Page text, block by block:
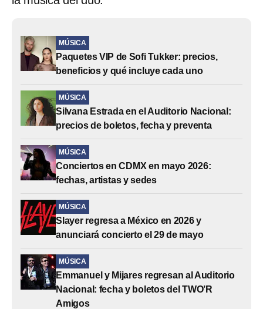
MÚSICA
Paquetes VIP de Sofi Tukker: precios,
beneficios y qué incluye cada uno
MÚSICA
Silvana Estrada en el Auditorio Nacional:
precios de boletos, fecha y preventa
MÚSICA
Conciertos en CDMX en mayo 2026:
fechas, artistas y sedes
MÚSICA
Slayer regresa a México en 2026 y
anunciará concierto el 29 de mayo
MÚSICA
Emmanuel y Mijares regresan al Auditorio
Nacional: fecha y boletos del TWO’R
Amigos